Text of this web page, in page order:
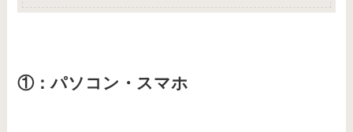
①：パソコン・スマホ